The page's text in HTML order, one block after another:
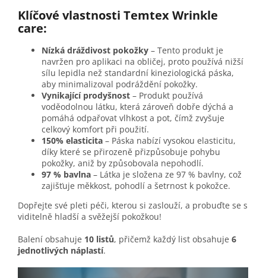
Klíčové vlastnosti Temtex Wrinkle
care:
Nízká dráždivost pokožky – Tento produkt je
navržen pro aplikaci na obličej, proto používá nižší
sílu lepidla než standardní kineziologická páska,
aby minimalizoval podráždění pokožky.
Vynikající prodyšnost – Produkt používá
voděodolnou látku, která zároveň dobře dýchá a
pomáhá odpařovat vlhkost a pot, čímž zvyšuje
celkový komfort při použití.
150% elasticita – Páska nabízí vysokou elasticitu,
díky které se přirozeně přizpůsobuje pohybu
pokožky, aniž by způsobovala nepohodlí.
97 % bavlna – Látka je složena ze 97 % bavlny, což
zajišťuje měkkost, pohodlí a šetrnost k pokožce.
Dopřejte své pleti péči, kterou si zaslouží, a probuďte se s
viditelně hladší a svěžejší pokožkou!
Balení obsahuje 10 listů, přičemž každý list obsahuje 6
jednotlivých náplastí.